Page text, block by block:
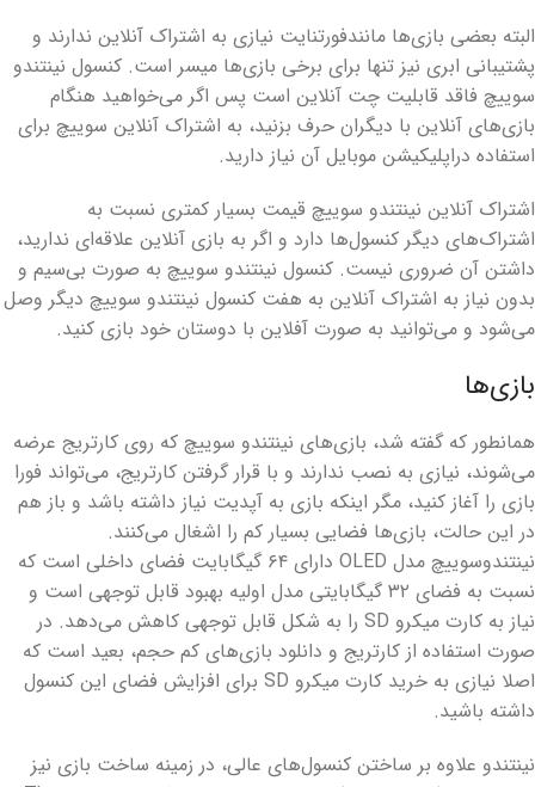
البته بعضی بازی‌ها مانندفورتنایت نیازی به اشتراک آنلاین ندارند و
پشتیبانی ابری نیز تنها برای برخی بازی‌ها میسر است. کنسول نینتندو
سوییچ فاقد قابلیت چت آنلاین است پس اگر می‌خواهید هنگام
بازی‌های آنلاین با دیگران حرف بزنید، به اشتراک آنلاین سوییچ برای
استفاده دراپلیکیشن موبایل آن نیاز دارید.
اشتراک آنلاین نینتندو سوییچ قیمت بسیار کمتری نسبت به
اشتراک‌های دیگر کنسول‌ها دارد و اگر به بازی آنلاین علاقه‌ای ندارید،
داشتن آن ضروری نیست. کنسول نینتندو سوییچ به صورت بی‌سیم و
بدون نیاز به اشتراک آنلاین به هفت کنسول نینتندو سوییچ دیگر وصل
می‌شود و می‌توانید به صورت آفلاین با دوستان خود بازی کنید.
بازی‌ها
همانطور که گفته شد، بازی‌های نینتندو سوییچ که روی کارتریج عرضه
می‌شوند،‌ نیازی به نصب ندارند و با قرار گرفتن کارتریج، می‌تواند فورا
بازی را آغاز کنید، مگر اینکه بازی به آپدیت نیاز داشته باشد و باز هم
در این حالت، بازی‌ها فضایی بسیار کم را اشغال می‌کنند.
نینتندوسوییچ مدل OLED دارای ۶۴ گیگابایت فضای داخلی است که
نسبت به فضای ۳۲ گیگابایتی مدل اولیه بهبود قابل توجهی است و
نیاز به کارت میکرو SD را به شکل قابل توجهی کاهش می‌دهد. در
صورت استفاده از کارتریج و دانلود بازی‌های کم حجم، بعید است که
اصلا نیازی به خرید کارت میکرو SD برای افزایش فضای این کنسول
داشته باشید.
نینتندو علاوه بر ساختن کنسول‌های عالی، در زمینه ساخت بازی نیز